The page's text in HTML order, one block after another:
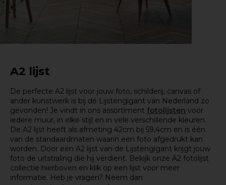
A2 lijst
De perfecte A2 lijst voor jouw foto, schilderij, canvas of
ander kunstwerk is bij dé Lijstengigant van Nederland zo
gevonden! Je vindt in ons assortiment fotolijsten voor
iedere muur, in elke stijl en in vele verschillende kleuren.
De A2 lijst heeft als afmeting 42cm bij 59,4cm en is één
van de standaardmaten waarin een foto afgedrukt kan
worden. Door een A2 lijst van de Lijstengigant krijgt jouw
foto de uitstraling die hij verdient. Bekijk onze A2 fotolijst
collectie hierboven en klik op een lijst voor meer
informatie. Heb je vragen? Neem dan